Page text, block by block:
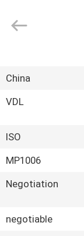
China
VDL
ISO
MP1006
Negotiation
negotiable